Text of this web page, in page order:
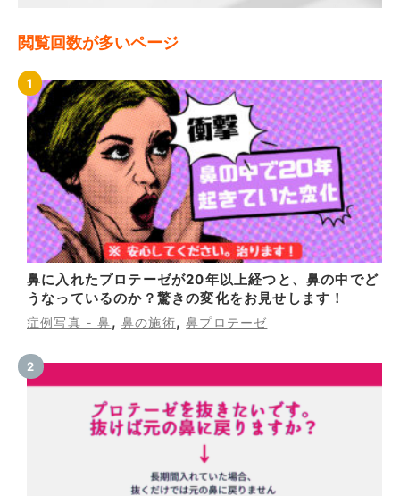
閲覧回数が多いページ
鼻に入れたプロテーゼが20年以上経つと、鼻の中でど
うなっているのか？驚きの変化をお見せします！
症例写真 - 鼻,鼻の施術,鼻プロテーゼ